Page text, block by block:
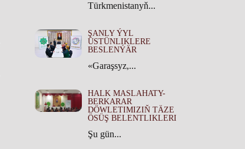
Türkmenistanyň...
ŞANLY ÝYL
ÜSTÜNLIKLERE
BESLENÝÄR
«Garaşsyz,...
HALK MASLAHATY-
BERKARAR
DÖWLETIMIZIŇ TÄZE
ÖSÜŞ BELENTLIKLERI
Şu gün...